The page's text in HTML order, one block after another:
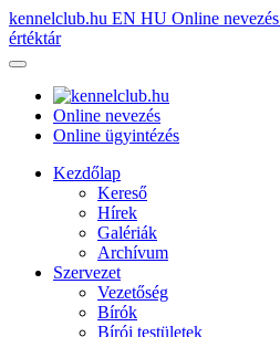
kennelclub.hu EN HU Online nevezés
értéktár
Online nevezés
Online ügyintézés
Kezdőlap
Kereső
Hírek
Galériák
Archívum
Szervezet
Vezetőség
Bírók
Bírói testületek